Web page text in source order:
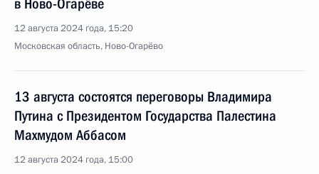
в Ново-Огарёве
12 августа 2024 года, 15:20
Московская область, Ново-Огарёво
13 августа состоятся переговоры Владимира
Путина с Президентом Государства Палестина
Махмудом Аббасом
12 августа 2024 года, 15:00